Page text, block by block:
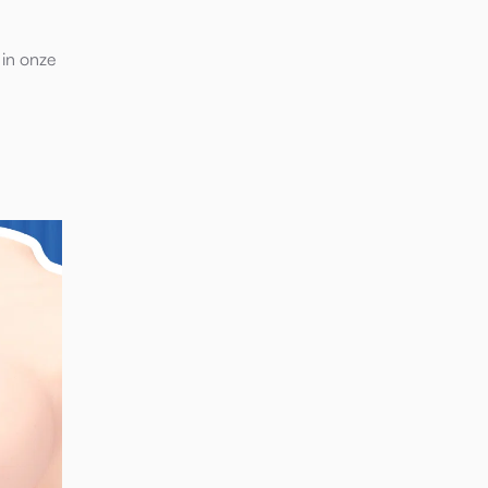
onze